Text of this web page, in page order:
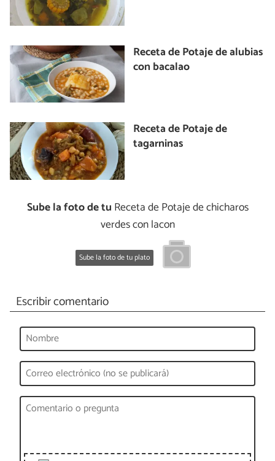
Receta de Potaje de alubias
con bacalao
Receta de Potaje de
tagarninas
Sube la foto de tu Receta de Potaje de chicharos
verdes con lacon
Sube la foto de tu plato
Escribir comentario